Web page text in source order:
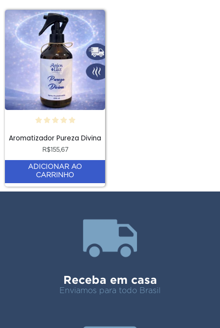
Aromatizador Pureza Divina
R$155,67
ADICIONAR AO
CARRINHO
Receba em casa
Enviamos para todo Brasil